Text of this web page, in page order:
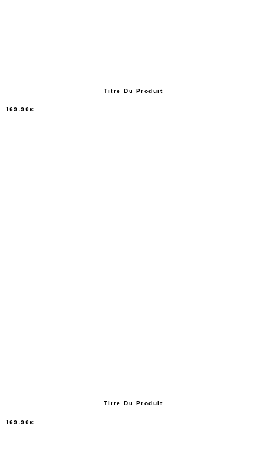
Titre Du Produit
169.90€
Titre Du Produit
169.90€